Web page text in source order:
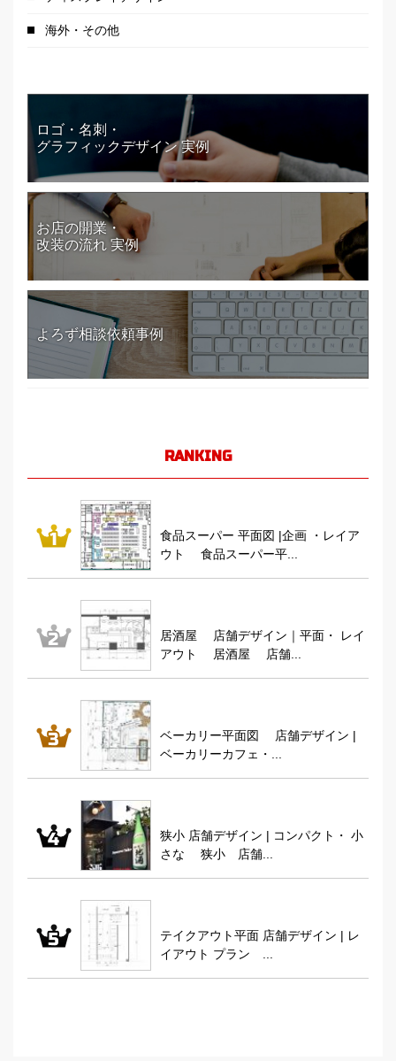
海外・その他
ロゴ・名刺・
グラフィックデザイン 実例
お店の開業・
改装の流れ 実例
よろず相談依頼事例
RANKING
食品スーパー 平面図 |企画 ・レイア
ウト 食品スーパー平...
居酒屋 店舗デザイン｜平面・ レイ
アウト 居酒屋 店舗...
ベーカリー平面図 店舗デザイン |
ベーカリーカフェ・...
狭小 店舗デザイン | コンパクト・ 小
さな 狭小 店舗...
テイクアウト平面 店舗デザイン | レ
イアウト プラン ...